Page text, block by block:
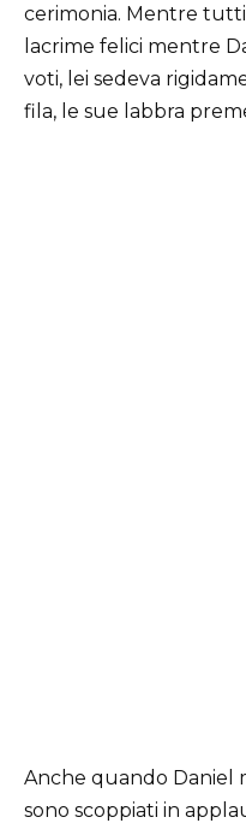
cerimonia. Mentre
lacrime felici mentre
voti, lei sedeva
fila, le sue labbra
Anche quando Daniel
sono scoppiati in